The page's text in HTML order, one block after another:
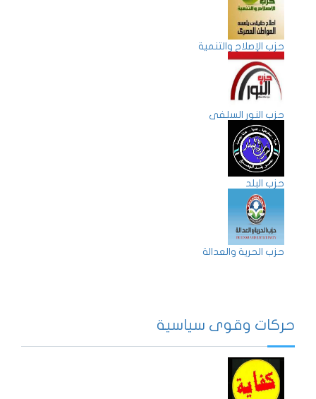
حزب الإصلاح والتنمية
حزب النور السلفى
حزب البلد
حزب الحرية والعدالة
حركات وقوى سياسية